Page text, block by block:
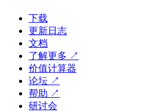
下载
更新日志
文档
了解更多 ↗
价值计算器
论坛 ↗
帮助 ↗
研讨会